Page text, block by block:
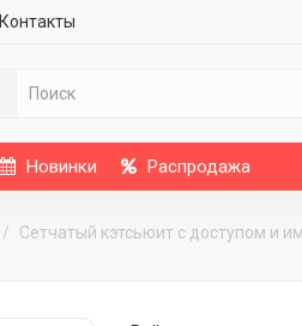
Контакты
Новинки Распродажа
Сетчатый кэтсьюит с доступом и